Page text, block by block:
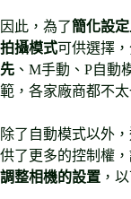
因此，為了簡化設
拍攝模式可供選擇
先 、M手動、P自動
範，各家廠商都不
除了自動模式以外
供了更多的控制權
調整相機的設置 ，